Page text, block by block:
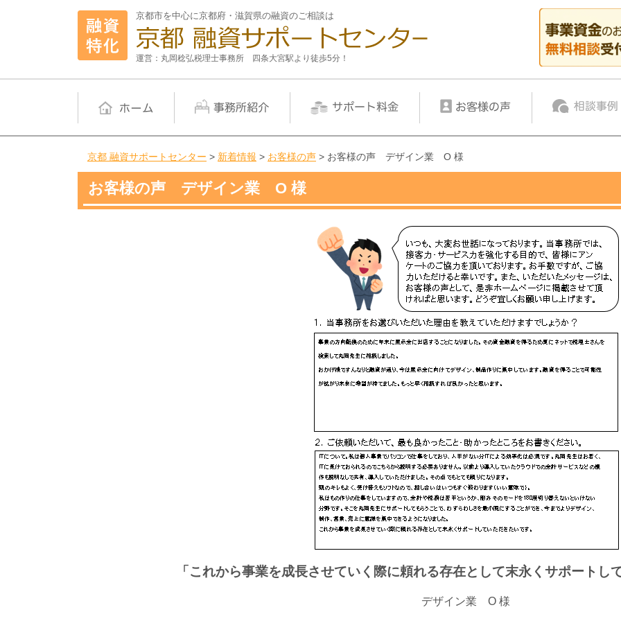
京都市を中心に京都府・滋賀県の融資のご相談は
運営：丸岡稔弘税理士事務所 四条大宮駅より徒歩5分！
京都 融資サポートセンター > 新着情報 > お客様の声 > お客様の声 デザイン業 O 様
お客様の声 デザイン業 O 様
「 これから事業を成長させていく際に頼れる存在として末永くサポートし
デザイン業 O 様